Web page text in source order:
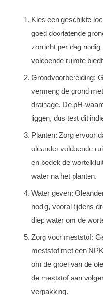
Kies een geschikte
goed doorlatende
zonlicht per dag
voldoende ruimte
Grondvoorbereiding:
vermeng de grond
drainage. De pH-
liggen, dus test dit
Planten: Zorg ervoor
oleander voldoende
en bedek de
water na het planten.
Water geven:
nodig, vooral tijdens
diep water om de
Zorg voor meststof:
meststof met een
om de groei van de
de meststof aan
verpakking.